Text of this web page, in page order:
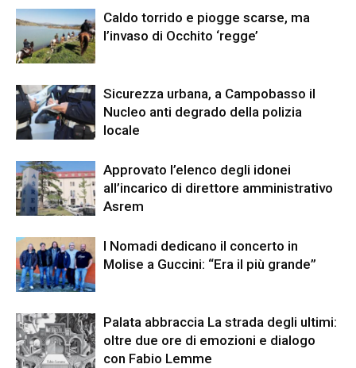
Caldo torrido e piogge scarse, ma
l’invaso di Occhito ‘regge’
Sicurezza urbana, a Campobasso il
Nucleo anti degrado della polizia
locale
Approvato l’elenco degli idonei
all’incarico di direttore amministrativo
Asrem
I Nomadi dedicano il concerto in
Molise a Guccini: “Era il più grande”
Palata abbraccia La strada degli ultimi:
oltre due ore di emozioni e dialogo
con Fabio Lemme